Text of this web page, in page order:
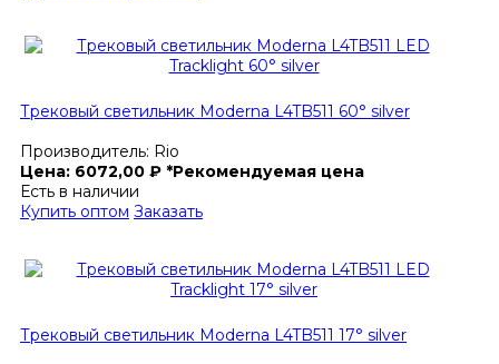
Трековый светильник Moderna L4TB511 60° silver
Производитель: Rio
Цена: 6072,00 ₽ *Рекомендуемая цена
Есть в наличии
Купить оптом Заказать
Трековый светильник Moderna L4TB511 17° silver